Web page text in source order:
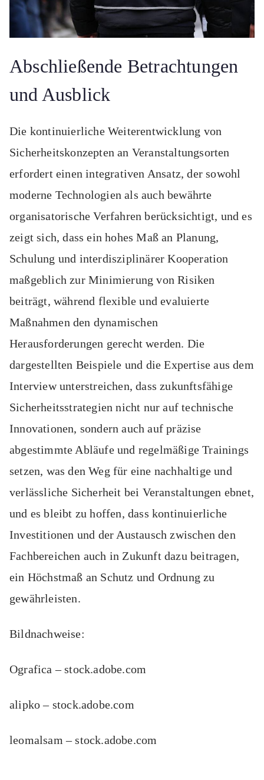
Abschließende Betrachtungen
und Ausblick
Die kontinuierliche Weiterentwicklung von
Sicherheitskonzepten an Veranstaltungsorten
erfordert einen integrativen Ansatz, der sowohl
moderne Technologien als auch bewährte
organisatorische Verfahren berücksichtigt, und es
zeigt sich, dass ein hohes Maß an Planung,
Schulung und interdisziplinärer Kooperation
maßgeblich zur Minimierung von Risiken
beiträgt, während flexible und evaluierte
Maßnahmen den dynamischen
Herausforderungen gerecht werden. Die
dargestellten Beispiele und die Expertise aus dem
Interview unterstreichen, dass zukunftsfähige
Sicherheitsstrategien nicht nur auf technische
Innovationen, sondern auch auf präzise
abgestimmte Abläufe und regelmäßige Trainings
setzen, was den Weg für eine nachhaltige und
verlässliche Sicherheit bei Veranstaltungen ebnet,
und es bleibt zu hoffen, dass kontinuierliche
Investitionen und der Austausch zwischen den
Fachbereichen auch in Zukunft dazu beitragen,
ein Höchstmaß an Schutz und Ordnung zu
gewährleisten.
Bildnachweise:
Ografica – stock.adobe.com
alipko– stock.adobe.com
leomalsam– stock.adobe.com